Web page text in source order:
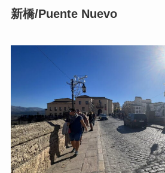
新橋/Puente Nuevo